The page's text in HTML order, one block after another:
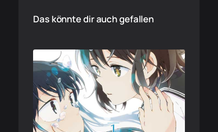
Das könnte dir auch gefallen